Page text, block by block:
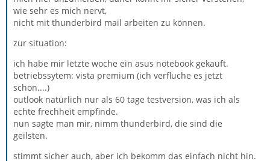
wie sehr es mich nervt,
nicht mit thunderbird mail arbeiten zu können.
zur situation:
ich habe mir letzte woche ein asus notebook gekauft.
betriebssytem: vista premium (ich verfluche es jetzt
schon....)
outlook natürlich nur als 60 tage testversion, was ich als
echte frechheit empfinde.
nun sagte man mir, nimm thunderbird, die sind die
geilsten.
stimmt sicher auch, aber ich bekomm das einfach nicht hin.